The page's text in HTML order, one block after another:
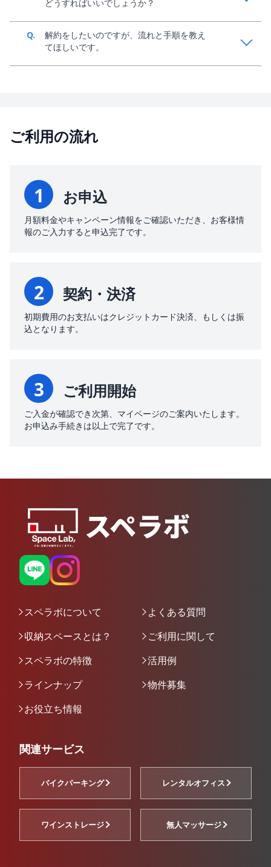
どうすればいいでしょうか？
A.
約2~3営業日程度お時間をいただき、現地にて解錠作
業を行います。別途費用がかかる場合がございます。
Q.
解約をしたいのですが、流れと手順を教え
てほしいです。
ご利用の流れ
1 お申込
月額料金やキャンペーン情報をご確認いただき、お客様情
報のご入力すると申込完了です。
2 契約・決済
初期費用のお支払いはクレジットカード決済、もしくは振
込となります。
3 ご利用開始
ご入金が確認でき次第、マイページのご案内いたします。
お申込み手続きは以上で完了です。
スペラボについて
よくある質問
収納スペースとは？
ご利用に関して
スペラボの特徴
活用例
ラインナップ
物件募集
お役立ち情報
関連サービス
バイクパーキング レンタルオフィス
ワインストレージ 無人マッサージ